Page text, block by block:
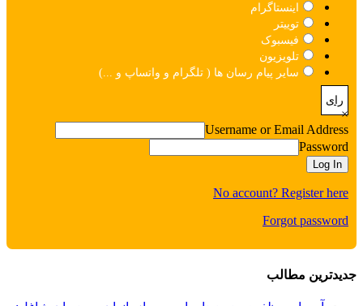
اینستاگرام
توییتر
فیسبوک
تلویزیون
سایر پیام رسان ها ( تلگرام و واتساپ و ...)
رای
×
Username or Email Address
Password
Log In
No account? Register here
Forgot password
جدیدترین مطالب